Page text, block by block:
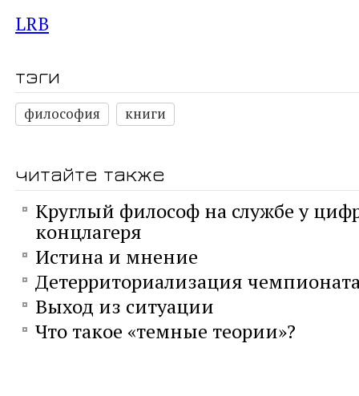
LRB
тэги
философия книги
читайте также
Круглый философ на службе у
концлагеря
Истина и мнение
Детерриториализация
Выход из ситуации
Что такое «темные теории»?